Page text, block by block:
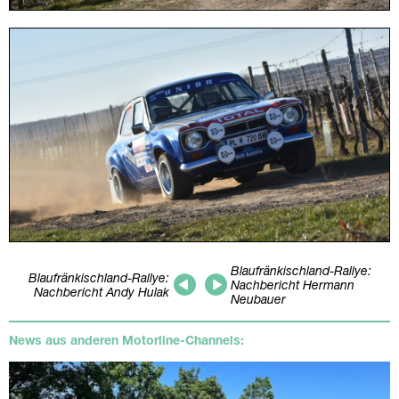
Blaufränkischland-Rallye:
Nachbericht Andy Hulak
Blaufränkischland-Rallye:
Nachbericht Hermann
Neubauer
News aus anderen Motorline-Channels: